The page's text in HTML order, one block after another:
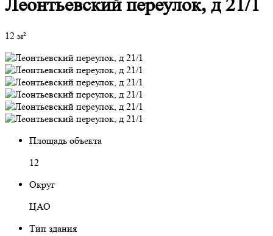
Леонтьевский переулок, д 21/1
12 м²
Площадь объекта
12
Округ
ЦАО
Тип здания